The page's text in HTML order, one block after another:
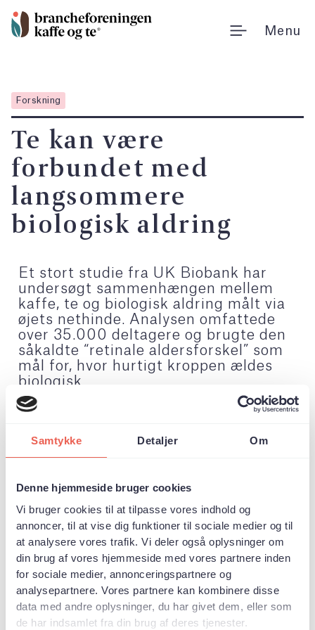
Samtykke Detaljer Om
Denne hjemmeside bruger cookies
Vi bruger cookies til at tilpasse vores indhold og
annoncer, til at vise dig funktioner til sociale medier og til
at analysere vores trafik. Vi deler også oplysninger om
din brug af vores hjemmeside med vores partnere inden
for sociale medier, annonceringspartnere og
analysepartnere. Vores partnere kan kombinere disse
data med andre oplysninger, du har givet dem, eller som
de har indsamlet fra din brug af deres tjenester.
til
indholdet
Menu
Forskning
Te kan være
forbundet med
langsommere
biologisk aldring
Et stort studie fra UK Biobank har
undersøgt sammenhængen mellem
kaffe, te og biologisk aldring målt via
øjets nethinde. Analysen omfattede
over 35.000 deltagere og brugte den
såkaldte “retinale aldersforskel” som
mål for, hvor hurtigt kroppen ældes
biologisk.
Resultaterne viste, at teforbrug var
forbundet med en lavere biologisk
mere end fire kopper dagligt. For
kaffe blev der derimod ikke fundet
aldring.
Studiet peger dermed på, at te kan
spille en rolle i kroppens
aldringsprocesser, mens kaffe
hverken så ud til at fremskynde eller
bremse aldringen i denne analyse.
Forskerne understreger dog, at der er
tale om statistiske sammenhænge, og
at flere studier er nødvendige for at